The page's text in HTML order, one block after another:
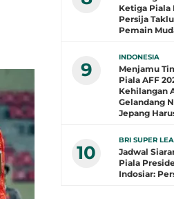
Ketiga Piala
Persija
Pemain
9
INDONESIA
Menjamu
Piala AFF
Kehilangan
Gelandang
Jepang
10
BRI SUPER
Jadwal
Piala
Indosiar: